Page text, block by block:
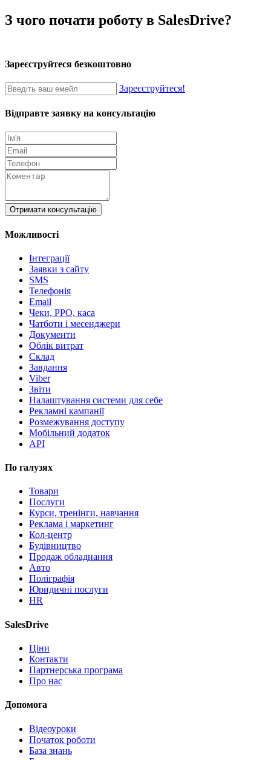
З чого почати роботу в SalesDrive?
Зареєструйтеся безкоштовно
Зареєструйтеся!
Відправте заявку на консультацію
Отримати консультацію
Можливості
Інтеграції
Заявки з сайту
SMS
Телефонія
Email
Чеки, РРО, каса
Чатботи і месенджери
Документи
Облік витрат
Склад
Завдання
Viber
Звіти
Налаштування системи для себе
Рекламні кампанії
Розмежування доступу
Мобільний додаток
API
По галузях
Товари
Послуги
Курси, тренінги, навчання
Реклама і маркетинг
Кол-центр
Будівництво
Продаж обладнання
Авто
Поліграфія
Юридичні послуги
HR
SalesDrive
Ціни
Контакти
Партнерська програма
Про нас
Допомога
Відеоуроки
Початок роботи
База знань